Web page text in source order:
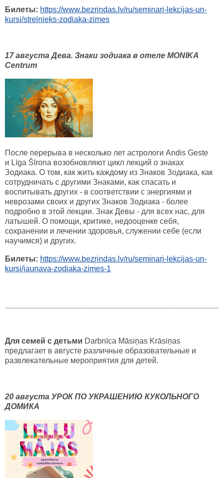
Билеты: https://www.bezrindas.lv/ru/seminari-lekcijas-un-
kursi/strelnieks-zodiaka-zimes
17 августа Дева. Знаки зодиака в отеле MONIKA
Centrum
После перерыва в несколько лет астрологи Andis Geste
и Līga Šīrona возобновляют цикл лекций о знаках
Зодиака. О том, как жить каждому из Знаков Зодиака, как
сотрудничать с другими Знаками, как спасать и
воспитывать других - в соответствии с энергиями и
неврозами своих и других Знаков Зодиака - более
подробно в этой лекции. Знак Девы - для всех нас, для
латышей. О помощи, критике, недооценке себя,
сохранении и лечении здоровья, служении себе (если
научимся) и других.
Билеты: https://www.bezrindas.lv/ru/seminari-lekcijas-un-
kursi/jaunava-zodiaka-zimes-1
Для семей с детьми Darbnīca Māsiņas Krāsiņas
предлагает в августе различные образовательные и
развлекательные мероприятия для детей.
20 августа УРОК ПО УКРАШЕНИЮ КУКОЛЬНОГО
ДОМИКА